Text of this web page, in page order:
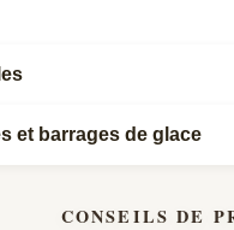
et barrages de glace
CONSEILS DE